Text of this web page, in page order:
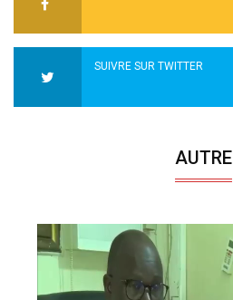
SUIVRE SUR TWITTER
AUTRE